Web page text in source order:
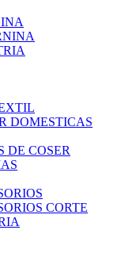
DOMESTICAS
DE COSER
CORTE